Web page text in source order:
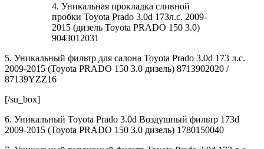
4. Уникальная прокладка сливной
пробки Toyota Prado 3.0d 173л.с. 2009-
2015 (дизель Toyota PRADO 150 3.0)
9043012031
5. Уникальный фильтр для салона Toyota Prado 3.0d 173 л.с.
2009-2015 (Toyota PRADO 150 3.0 дизель) 8713902020 /
87139YZZ16
[/su_box]
6. Уникальный Toyota Prado 3.0d Воздушный фильтр 173d
2009-2015 (Toyota PRADO 150 3.0 дизель) 1780150040